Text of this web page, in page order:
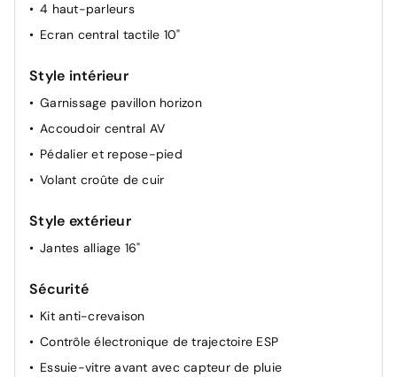
4 haut-parleurs
Ecran central tactile 10"
Style intérieur
Garnissage pavillon horizon
Accoudoir central AV
Pédalier et repose-pied
Volant croûte de cuir
Style extérieur
Jantes alliage 16"
Sécurité
Kit anti-crevaison
Contrôle électronique de trajectoire ESP
Essuie-vitre avant avec capteur de pluie